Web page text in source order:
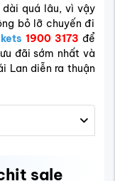
quá lâu, vì vậy
bỏ lỡ chuyến đi
1900 3173 để
đãi sớm nhất và
Lan diễn ra thuận
sale